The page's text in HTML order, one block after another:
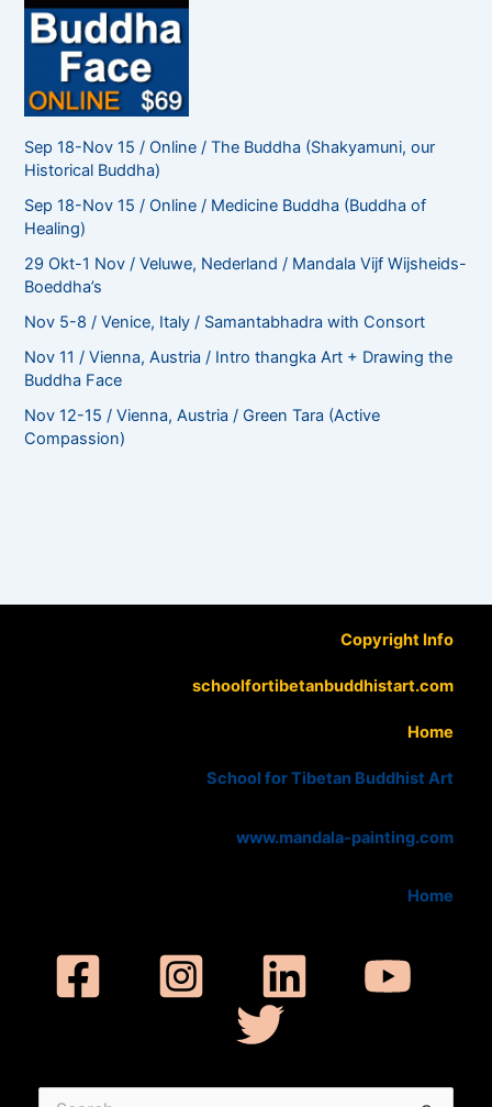
Sep 18-Nov 15 / Online / The Buddha (Shakyamuni, our
Historical Buddha)
Sep 18-Nov 15 / Online / Medicine Buddha (Buddha of
Healing)
29 Okt-1 Nov / Veluwe, Nederland / Mandala Vijf Wijsheids-
Boeddha’s
Nov 5-8 / Venice, Italy / Samantabhadra with Consort
Nov 11 / Vienna, Austria / Intro thangka Art + Drawing the
Buddha Face
Nov 12-15 / Vienna, Austria / Green Tara (Active
Compassion)
Copyright Info
schoolfortibetanbuddhistart.com
Home
School for Tibetan Buddhist Art
www.mandala-painting.com
Home